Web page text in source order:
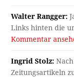
Walter Rangger:
Links hinten die
Kommentar
Ingrid Stolz:
Zeitungsartikeln